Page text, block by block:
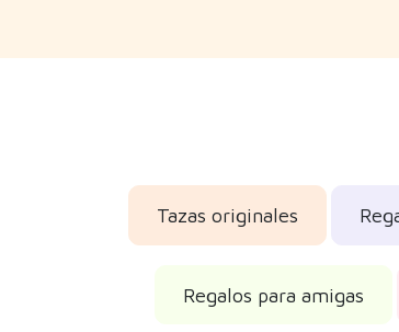
Tazas originales
Regalos para amigas